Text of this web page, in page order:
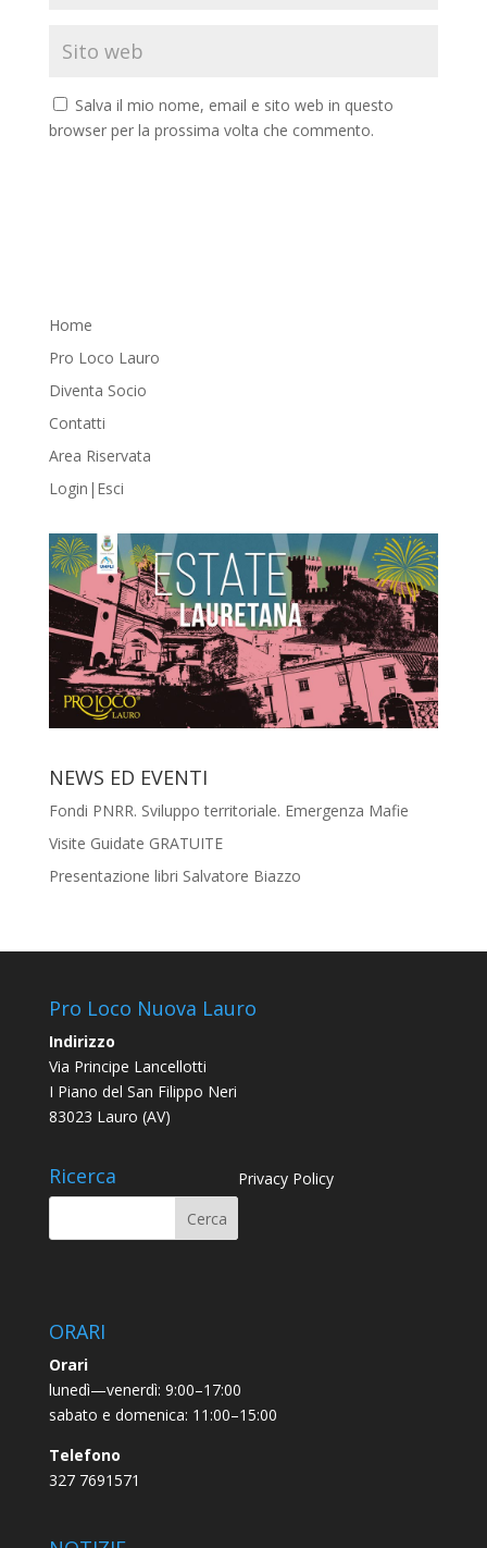
Salva il mio nome, email e sito web in questo
browser per la prossima volta che commento.
Home
Pro Loco Lauro
Diventa Socio
Contatti
Area Riservata
Login|Esci
NEWS ED EVENTI
Fondi PNRR. Sviluppo territoriale. Emergenza Mafie
Visite Guidate GRATUITE
Presentazione libri Salvatore Biazzo
Pro Loco Nuova Lauro
Indirizzo
Via Principe Lancellotti
I Piano del San Filippo Neri
83023 Lauro (AV)
Ricerca Privacy Policy
ORARI
Orari
lunedì—venerdì: 9:00–17:00
sabato e domenica: 11:00–15:00
Telefono
327 7691571